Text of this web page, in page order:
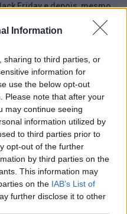
Information
sharing to third parties, or
information for
use the below opt-out
Please note that after your
may continue seeing
information utilized by
to third parties prior to
opt-out of the further
by third parties on the
This information may
on the IAB’s List of
further disclose it to other
Friday e depois, mesmo
que não tomou
para prevenir a
de conteúdo violento em
que alguns de